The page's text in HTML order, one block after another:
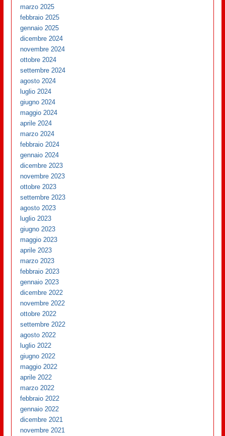
marzo 2025
febbraio 2025
gennaio 2025
dicembre 2024
novembre 2024
ottobre 2024
settembre 2024
agosto 2024
luglio 2024
giugno 2024
maggio 2024
aprile 2024
marzo 2024
febbraio 2024
gennaio 2024
dicembre 2023
novembre 2023
ottobre 2023
settembre 2023
agosto 2023
luglio 2023
giugno 2023
maggio 2023
aprile 2023
marzo 2023
febbraio 2023
gennaio 2023
dicembre 2022
novembre 2022
ottobre 2022
settembre 2022
agosto 2022
luglio 2022
giugno 2022
maggio 2022
aprile 2022
marzo 2022
febbraio 2022
gennaio 2022
dicembre 2021
novembre 2021